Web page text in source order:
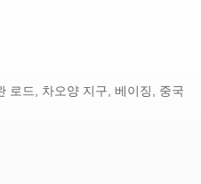
로드, 차오양 지구, 베이징, 중국